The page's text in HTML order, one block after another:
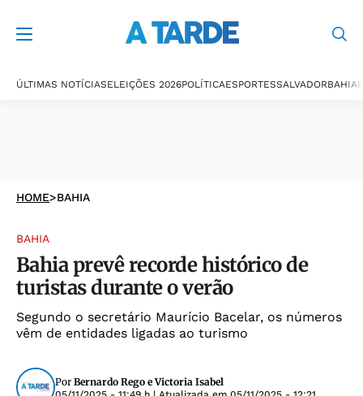
ÚLTIMAS NOTÍCIASELEIÇÕES 2026POLÍTICAESPORTESSALVADORBAHIA
HOME>BAHIA
BAHIA
Bahia prevê recorde histórico de
turistas durante o verão
Segundo o secretário Maurício Bacelar, os números
vêm de entidades ligadas ao turismo
Por Bernardo Rego e Victoria Isabel